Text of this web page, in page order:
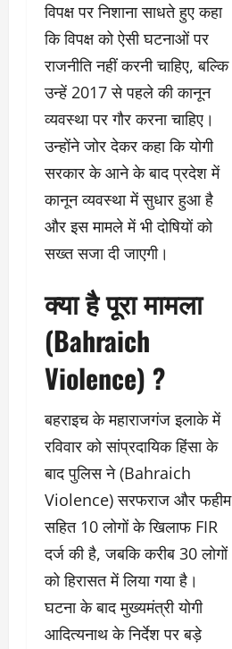
विपक्ष पर निशाना साधते हुए कहा
कि विपक्ष को ऐसी घटनाओं पर
राजनीति नहीं करनी चाहिए, बल्कि
उन्हें 2017 से पहले की कानून
व्यवस्था पर गौर करना चाहिए।
उन्होंने जोर देकर कहा कि योगी
सरकार के आने के बाद प्रदेश में
कानून व्यवस्था में सुधार हुआ है
और इस मामले में भी दोषियों को
सख्त सजा दी जाएगी।
क्या है पूरा मामला
(Bahraich
Violence) ?
बहराइच के महाराजगंज इलाके में
रविवार को सांप्रदायिक हिंसा के
बाद पुलिस ने (Bahraich
Violence) सरफराज और फहीम
सहित 10 लोगों के खिलाफ FIR
दर्ज की है, जबकि करीब 30 लोगों
को हिरासत में लिया गया है।
घटना के बाद मुख्यमंत्री योगी
आदित्यनाथ के निर्देश पर बड़े